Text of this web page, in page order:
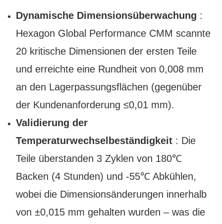
Dynamische Dimensionsüberwachung :
Hexagon Global Performance CMM scannte
20 kritische Dimensionen der ersten Teile
und erreichte eine Rundheit von 0,008 mm
an den Lagerpassungsflächen (gegenüber
der Kundenanforderung ≤0,01 mm).
Validierung der
Temperaturwechselbeständigkeit: Die
Teile überstanden 3 Zyklen von 180℃
Backen (4 Stunden) und -55℃ Abkühlen,
wobei die Dimensionsänderungen innerhalb
von ±0,015 mm gehalten wurden – was die